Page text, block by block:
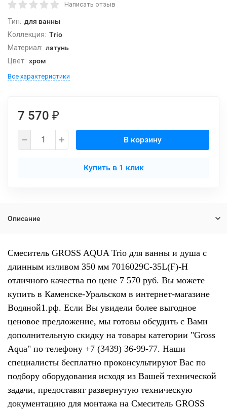
Написать отзыв
Тип: для ванны
Коллекция: Trio
Материал: латунь
Цвет: хром
Все характеристики
7 570 ₽
В корзину
Купить в 1 клик
Описание
Смеситель GROSS AQUA Trio для ванны и душа с
длинным изливом 350 мм 7016029С-35L(F)-Н
отличного качества по цене 7 570 руб. Вы можете
купить в Каменске-Уральском в интернет-магазине
Водяной1.рф. Если Вы увидели более выгодное
ценовое предложение, мы готовы обсудить с Вами
дополнительную скидку на товары категории "Gross
Aqua" по телефону +7 (3439) 36-99-77. Наши
специалисты бесплатно проконсультируют Вас по
подбору оборудования исходя из Вашей технической
задачи, предоставят развернутую техническую
документацию для монтажа на Смеситель GROSS